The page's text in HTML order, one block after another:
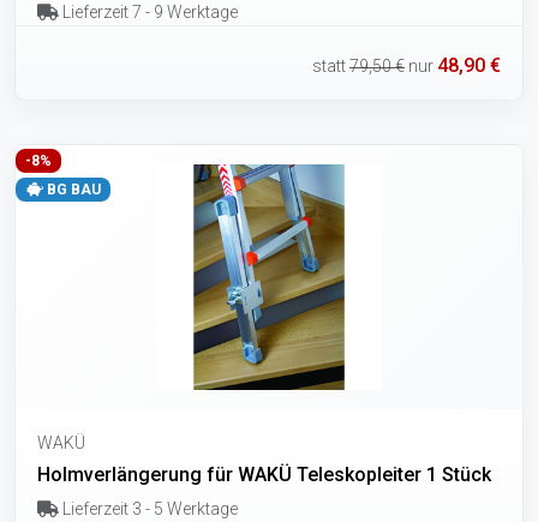
Lieferzeit 7 - 9 Werktage
statt79,50 € nur 48,90 €
-8%
BG BAU
WAKÜ
Holmverlängerung für WAKÜ Teleskopleiter 1 Stück
Lieferzeit 3 - 5 Werktage